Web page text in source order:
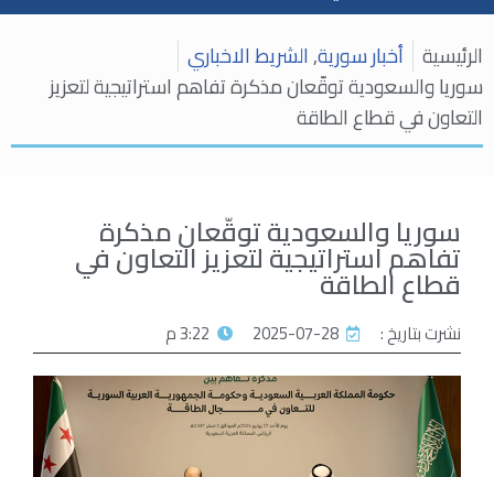
الرئيسية أخبار سورية,الشريط الاخباري
سوريا والسعودية توقّعان مذكرة تفاهم استراتيجية لتعزيز
التعاون في قطاع الطاقة
سوريا والسعودية توقّعان مذكرة
تفاهم استراتيجية لتعزيز التعاون في
قطاع الطاقة
نشرت بتاريخ : 2025-07-28 3:22 م